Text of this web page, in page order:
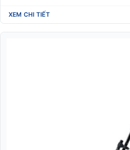
XEM CHI TIẾT